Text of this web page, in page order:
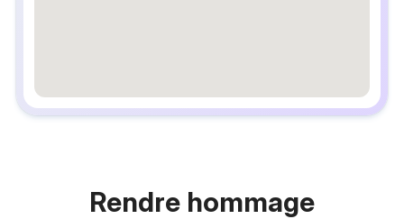
embedgooglemap.net
Rendre hommage